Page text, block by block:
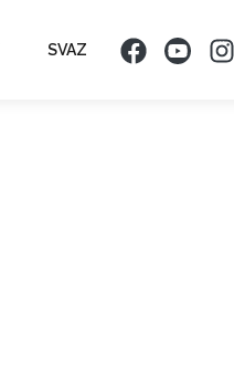
SVAZ